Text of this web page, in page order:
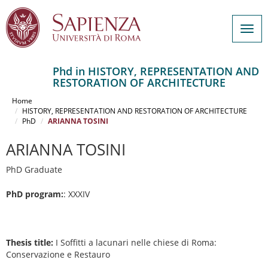
contenuto
principale
Phd in HISTORY, REPRESENTATION AND
RESTORATION OF ARCHITECTURE
Home
HISTORY, REPRESENTATION AND RESTORATION OF ARCHITECTURE
PhD
ARIANNA TOSINI
ARIANNA TOSINI
PhD Graduate
PhD program:: XXXIV
Thesis title: I Soffitti a lacunari nelle chiese di Roma:
Conservazione e Restauro